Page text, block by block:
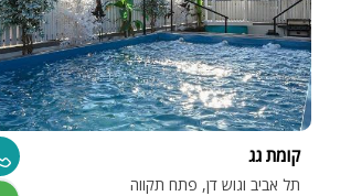
קומת גג
תל אביב וגוש דן, פתח תקווה